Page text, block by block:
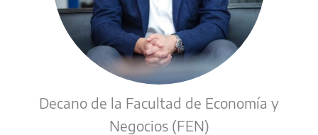
Decano de la Facultad de Economía y
Negocios (FEN)